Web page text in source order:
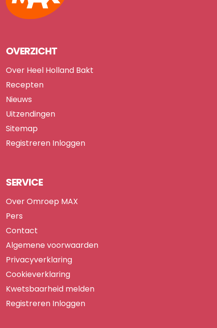
OVERZICHT
Over Heel Holland Bakt
Recepten
Nieuws
Uitzendingen
Sitemap
Registreren Inloggen
SERVICE
Over Omroep MAX
Pers
Contact
Algemene voorwaarden
Privacyverklaring
Cookieverklaring
Kwetsbaarheid melden
Registreren Inloggen